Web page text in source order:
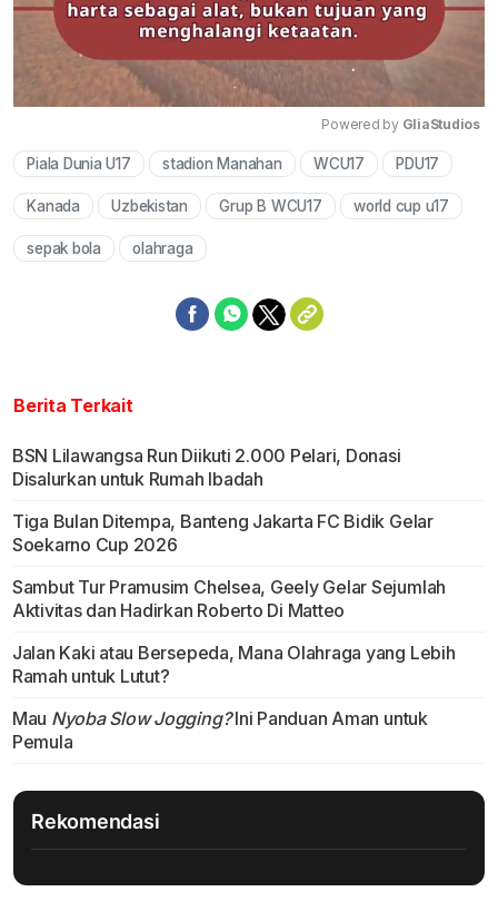
Mute
Powered by GliaStudios
Piala Dunia U17 stadion Manahan WCU17 PDU17
Kanada Uzbekistan Grup B WCU17 world cup u17
sepak bola olahraga
Berita Terkait
BSN Lilawangsa Run Diikuti 2.000 Pelari, Donasi
Disalurkan untuk Rumah Ibadah
Tiga Bulan Ditempa, Banteng Jakarta FC Bidik Gelar
Soekarno Cup 2026
Sambut Tur Pramusim Chelsea, Geely Gelar Sejumlah
Aktivitas dan Hadirkan Roberto Di Matteo
Jalan Kaki atau Bersepeda, Mana Olahraga yang Lebih
Ramah untuk Lutut?
Mau Nyoba Slow Jogging?Ini Panduan Aman untuk
Pemula
Rekomendasi